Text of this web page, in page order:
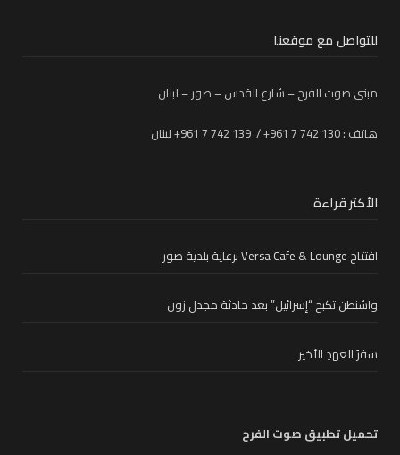
للتواصل مع موقعنا
مبنى صوت الفرح – شارع القدس – صور – لبنان
هاتف : 130 742 7 961+ / 139 742 7 961+ لبنان
الأكثر قراءة
افتتاح Versa Cafe & Lounge برعاية بلدية صور
واشنطن تكبح “إسرائيل” بعد حادثة مجدل زون
سفرُ العهدِ الأخير
تحميل تطبيق صوت الفرح